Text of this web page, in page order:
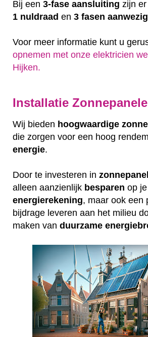
Bij een 3-fase aansluiting zijn er
1 nuldraad en 3 fasen aanwezig
Voor meer informatie kunt u
opnemen met onze elektricien
Hijken.
Installatie
Wij bieden hoogwaardige
die zorgen voor een hoog
energie.
Door te investeren in
alleen aanzienlijk besparen op je
energierekening, maar ook een
bijdrage leveren aan het milieu
maken van duurzame